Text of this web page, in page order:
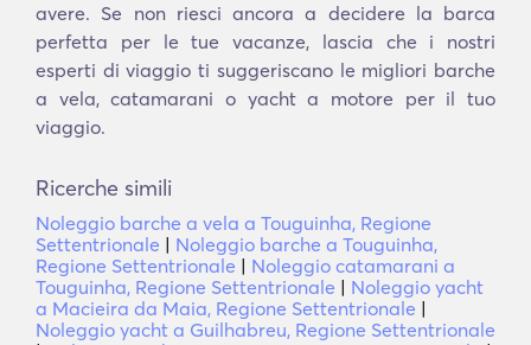
avere. Se non riesci ancora a decidere la barca
perfetta per le tue vacanze, lascia che i nostri
esperti di viaggio ti suggeriscano le migliori barche
a vela, catamarani o yacht a motore per il tuo
viaggio.
Ricerche simili
Noleggio barche a vela a Touguinha, Regione
Settentrionale | Noleggio barche a Touguinha,
Regione Settentrionale | Noleggio catamarani a
Touguinha, Regione Settentrionale | Noleggio yacht
a Macieira da Maia, Regione Settentrionale |
Noleggio yacht a Guilhabreu, Regione Settentrionale